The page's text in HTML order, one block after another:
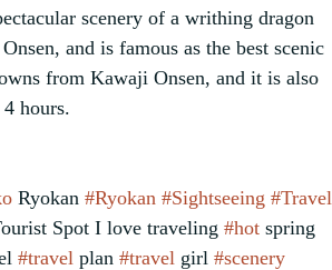
scenery of a writhing dragon
and is famous as the best scenic
from Kawaji Onsen, and it is also
hours.
Ryokan #Ryokan #Sightseeing #Travel
Spot I love traveling #hot spring
#travel plan #travel girl #scenery